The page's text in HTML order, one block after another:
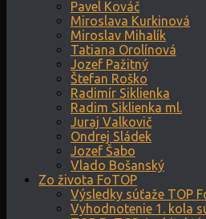
Pavel Kováč
Miroslava Kurkinová
Miroslav Mihalík
Tatiana Orolínová
Jozef Pažitný
Štefan Roško
Radimír Siklienka
Radim Siklienka ml.
Juraj Valkovič
Ondrej Sládek
Jozef Šabo
Vlado Bošanský
Zo života FoTOP
Výsledky súťaže TOP
Vyhodnotenie 1. kola